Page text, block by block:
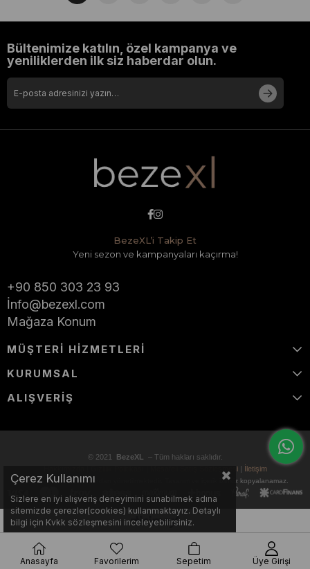
Bültenimize katılın, özel kampanya ve
yeniliklerden ilk siz haberdar olun.
BezeXL’i Takip Et
Yeni sezon ve kampanyaları kaçırma!
+90 850 303 23 93
İnfo@bezexl.com
Mağaza Konum
MÜŞTERİ HİZMETLERİ
KURUMSAL
ALIŞVERİŞ
© 2021 BezeXL
– Tüm hakları saklıdır.
Mesafeli Satış Sözleşmesi| İletişim
Bu site BezeXL tarafından yönetilmektedir. Tasarım ve içerik izinsiz kopyalanamaz.
Çerez Kullanımı
Sizlere en iyi alışveriş deneyimini sunabilmek adına
sitemizde çerezler(cookies) kullanmaktayız. Detaylı
bilgi için Kvkk sözleşmesini inceleyebilirsiniz.
Anasayfa Favorilerim Sepetim Üye Girişi